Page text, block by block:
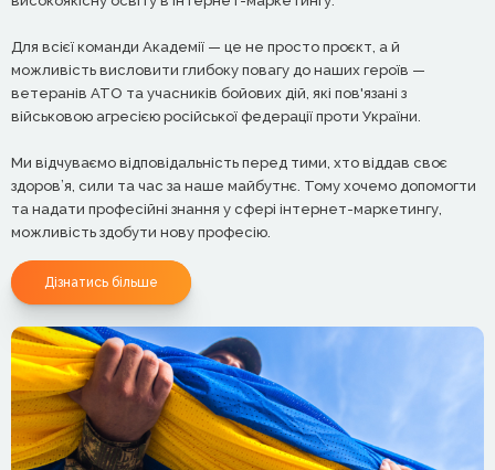
Для всієї команди Академії — це не просто проєкт, а й
можливість висловити глибоку повагу до наших героїв —
ветеранів АТО та учасників бойових дій, які пов'язані з
військовою агресією російської федерації проти України.
Ми відчуваємо відповідальність перед тими, хто віддав своє
здоров’я, сили та час за наше майбутнє. Тому хочемо допомогти
та надати професійні знання у сфері інтернет-маркетингу,
можливість здобути нову професію.
Дізнатись більше